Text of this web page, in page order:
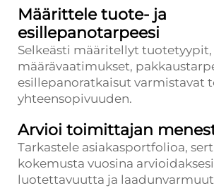
Määrittele tuote- ja
esillepanotarpeesi
Selkeästi määritellyt tuotetyypit,
määrävaatimukset,
esillepanoratkaisut varmistavat
yhteensopivuuden.
Arvioi toimittajan
Tarkastele asiakasportfolioa,
kokemusta vuosina arvioidaksesi
luotettavuutta ja